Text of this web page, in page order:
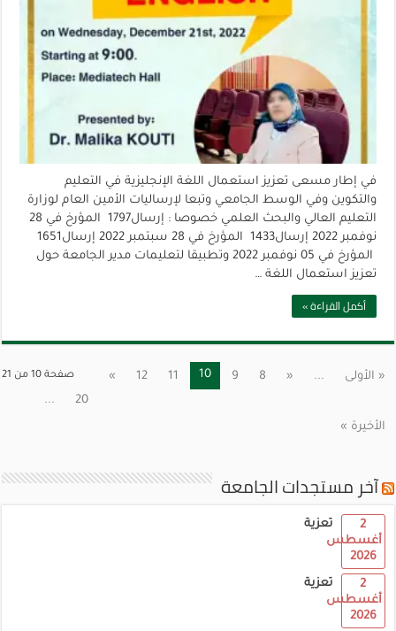
في إطار مسعى تعزيز استعمال اللغة الإنجليزية في التعليم
والتكوين وفي الوسط الجامعي وتبعا لإرساليات الأمين العام لوزارة
التعليم العالي والبحث العلمي خصوصا : إرسال1797 المؤرخ في 28
نوفمبر 2022 إرسال1433 المؤرخ في 28 سبتمبر 2022 إرسال1651
المؤرخ في 05 نوفمبر 2022 وتطبيقا لتعليمات مدير الجامعة حول
تعزيز استعمال اللغة …
أكمل القراءة »
صفحة 10 من 21 « الأولى ...
«
8
9
10
11
12
»
20
...
الأخيرة »
آخر مستجدات الجامعة
تعزية
2
أغسطس
2026
تعزية
2
أغسطس
2026